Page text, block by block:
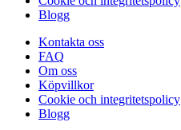
Blogg
Kontakta oss
FAQ
Om oss
Köpvillkor
Cookie och integritetspolicy
Blogg